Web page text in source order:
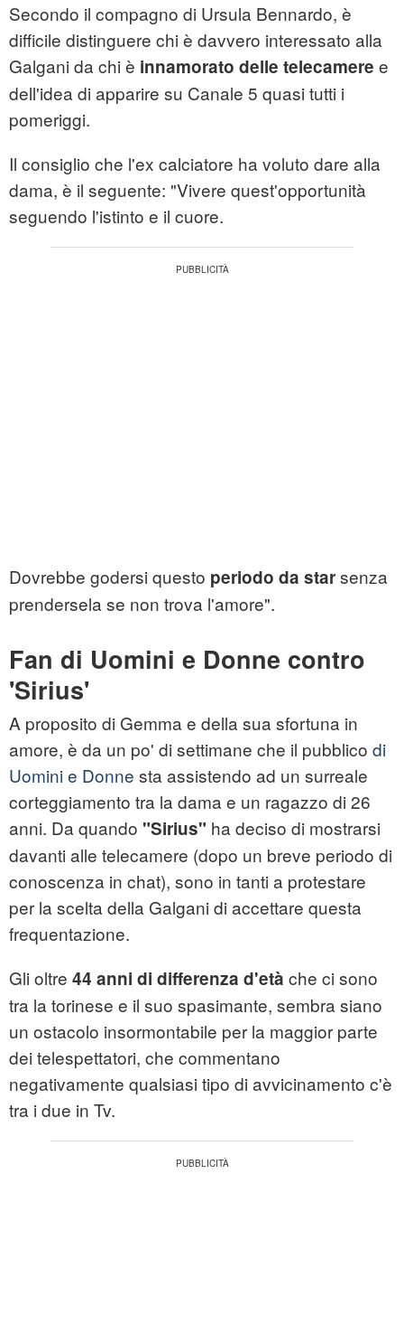
Secondo il compagno di Ursula Bennardo, è
difficile distinguere chi è davvero interessato alla
Galgani da chi è innamorato delle telecamere e
dell'idea di apparire su Canale 5 quasi tutti i
pomeriggi.
Il consiglio che l'ex calciatore ha voluto dare alla
dama, è il seguente: "Vivere quest'opportunità
seguendo l'istinto e il cuore.
Dovrebbe godersi questo periodo da starsenza
prendersela se non trova l'amore".
Fan di Uomini e Donne contro
'Sirius'
A proposito di Gemma e della sua sfortuna in
amore, è da un po' di settimane che il pubblico di
Uomini e Donne sta assistendo ad un surreale
corteggiamento tra la dama e un ragazzo di 26
anni. Da quando "Sirius" ha deciso di mostrarsi
davanti alle telecamere (dopo un breve periodo di
conoscenza in chat), sono in tanti a protestare
per la scelta della Galgani di accettare questa
frequentazione.
Gli oltre 44 anni di differenza d'età che ci sono
tra la torinese e il suo spasimante, sembra siano
un ostacolo insormontabile per la maggior parte
dei telespettatori, che commentano
negativamente qualsiasi tipo di avvicinamento c'è
tra i due in Tv.